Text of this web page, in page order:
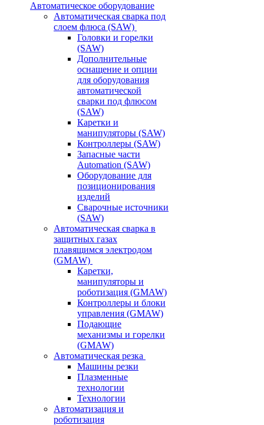
Автоматическое оборудование
Автоматическая сварка под
слоем флюса (SAW)
Головки и горелки
(SAW)
Дополнительные
оснащение и опции
для оборудования
автоматической
сварки под флюсом
(SAW)
Каретки и
манипуляторы (SAW)
Контроллеры (SAW)
Запасные части
Automation (SAW)
Оборудование для
позиционирования
изделий
Сварочные источники
(SAW)
Автоматическая сварка в
защитных газах
плавящимся электродом
(GMAW)
Каретки,
манипуляторы и
роботизация (GMAW)
Контроллеры и блоки
управления (GMAW)
Подающие
механизмы и горелки
(GMAW)
Автоматическая резка
Машины резки
Плазменные
технологии
Технологии
Автоматизация и
роботизация